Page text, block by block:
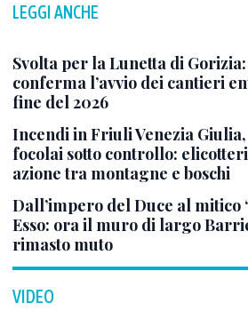
LEGGI ANCHE
Svolta per la Lunetta di
conferma l’avvio dei cantieri
fine del 2026
Incendi in Friuli Venezia
focolai sotto controllo:
azione tra montagne e boschi
Dall’impero del Duce al mitico
Esso: ora il muro di largo
rimasto muto
VIDEO